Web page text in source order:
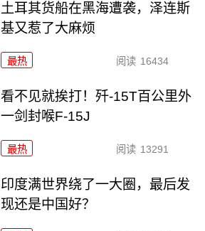
土耳其货船在黑海遭袭，泽连斯
基又惹了大麻烦
最热 阅读 16434
看不见就挨打！歼-15T百公里外
一剑封喉F-15J
最热 阅读 13291
印度满世界绕了一大圈，最后发
现还是中国好？